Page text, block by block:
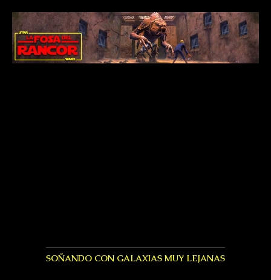
SOÑANDO CON GALAXIAS MUY LEJANAS